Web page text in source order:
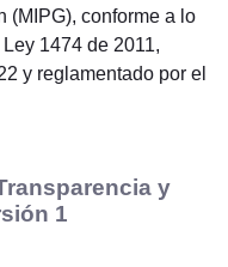
(MIPG), conforme a lo
1474 de 2011,
y reglamentado por el
y
1